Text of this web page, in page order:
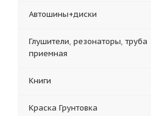
Автошины+диски
Глушители, резонаторы, труба
приемная
Книги
Краска Грунтовка